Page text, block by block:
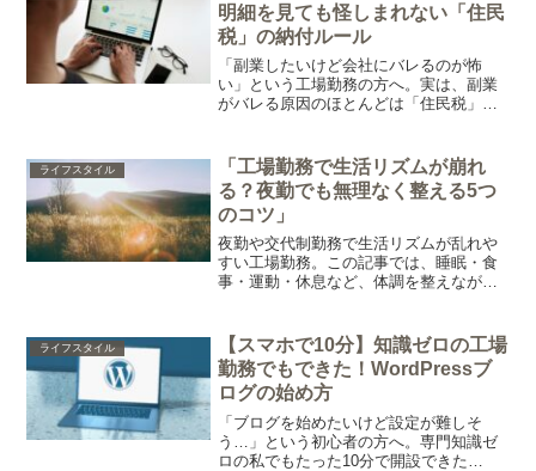
明細を見ても怪しまれない「住民
税」の納付ルール
「副業したいけど会社にバレるのが怖
い」という工場勤務の方へ。実は、副業
がバレる原因のほとんどは「住民税」の
できる「会社に通知がいかない手続き
（普通徴収）」について分かりやすく解
説します。
ライフスタイル
「工場勤務で生活リズムが崩れ
る？夜勤でも無理なく整える5つ
のコツ」
夜勤や交代制勤務で生活リズムが乱れや
すい工場勤務。この記事では、睡眠・食
事・運動・休息など、体調を整えながら
ライフスタイル
【スマホで10分】知識ゼロの工場
勤務でもできた！WordPressブ
ログの始め方
「ブログを始めたいけど設定が難しそ
う…」という初心者の方へ。専門知識ゼ
ロの私でもたった10分で開設できた